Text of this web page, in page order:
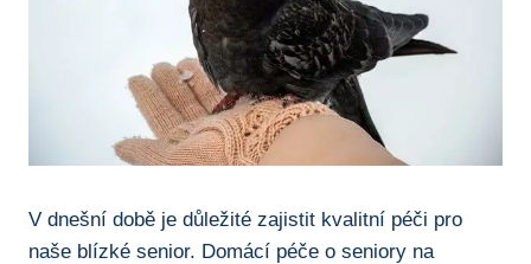
V dnešní době je důležité zajistit kvalitní péči pro
naše blízké senior. Domácí péče o seniory na